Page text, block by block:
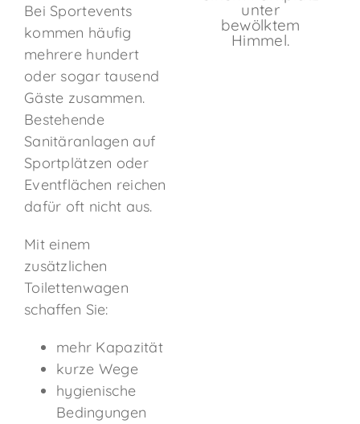
Bei Sportevents
kommen häufig
mehrere hundert
oder sogar tausend
Gäste zusammen.
Bestehende
Sanitäranlagen auf
Sportplätzen oder
Eventflächen reichen
dafür oft nicht aus.
Mit einem
zusätzlichen
Toilettenwagen
schaffen Sie:
mehr Kapazität
kurze Wege
hygienische
Bedingungen